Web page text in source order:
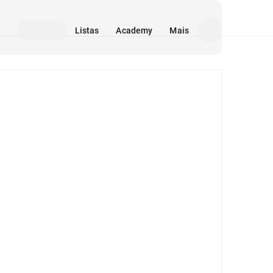
Listas Academy Mais